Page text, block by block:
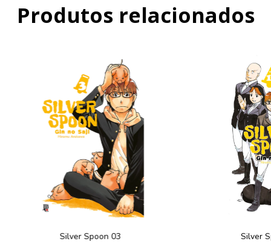
Produtos relacionados
Silver Spoon 03 Silver